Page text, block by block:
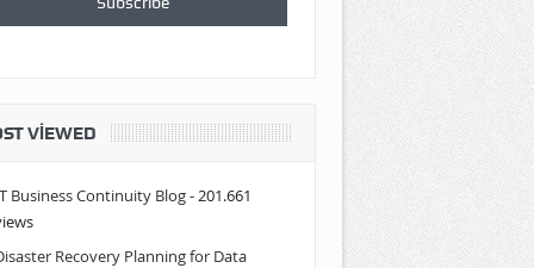
VIEWED
Business Continuity Blog- 201.661
Recovery Planning for Data